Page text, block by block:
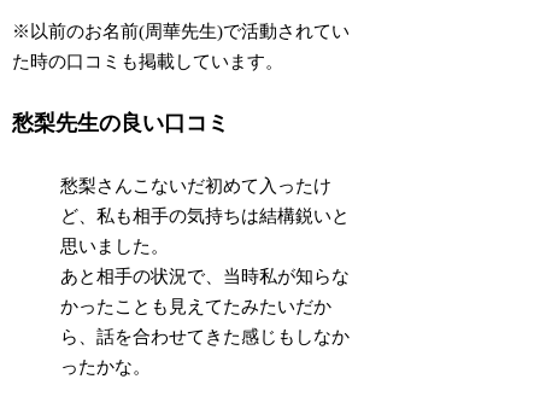
※以前のお名前(周華先生)で活動されてい
た時の口コミも掲載しています。
愁梨先生の良い口コミ
愁梨さんこないだ初めて入ったけ
ど、私も相手の気持ちは結構鋭いと
思いました。
あと相手の状況で、当時私が知らな
かったことも見えてたみたいだか
ら、話を合わせてきた感じもしなか
ったかな。